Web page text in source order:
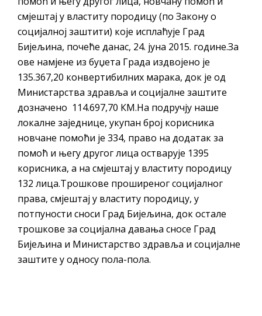
ДОДАТАК ЗА ДЕМОБИЛИСАНЕ БОРЦЕ
ВОЈСКЕ РЕПУБЛИКЕ СРПСКЕ У СТАЊУ
СОЦИЈАЛНЕ ПОТРЕБЕ
Обрасци захтјева за регресирано
гориво доступни од 13. марта до 15.
новембра
Захтјев за издавање ПОНОСНЕ КАРТИЦЕ
Обавјештење за предузетника - Вера
Ујић
ЈАВНИ ПОЗИВ ЗА ПРИЈАВУ
НЕПРОПИСНОГ ОДЛАГАЊА ОТПАДА УЗ
ДОДЈЕЛУ ФИНАНСИЈСКЕ НАГРАДЕ
смјештај у властиту породицу (по Закону о
социјалној заштити) које исплаћује Град
Бијељина, почеће данас, 24. јуна 2015. године.За
ове намјене из буџета Града издвојено је
135.367,20 конвертибилних марака, док је од
Министарства здравља и социјалне заштите
дозначено 114.697,70 КМ.На подручју наше
локалне заједнице, укупан број корисника
новчане помоћи је 334, право на додатак за
помоћ и његу другог лица остварује 1395
корисника, а на смјештај у властиту породицу
132 лица.Трошкове проширеног социјалног
права, смјештај у властиту породицу, у
потпуности сноси Град Бијељина, док остале
трошкове за социјална давања сносе Град
Бијељина и Министарство здравља и социјалне
заштите у односу пола-пола.